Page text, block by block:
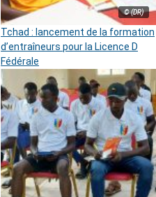
© (DR)
Tchad : lancement de la formation
d’entraîneurs pour la Licence D
Fédérale